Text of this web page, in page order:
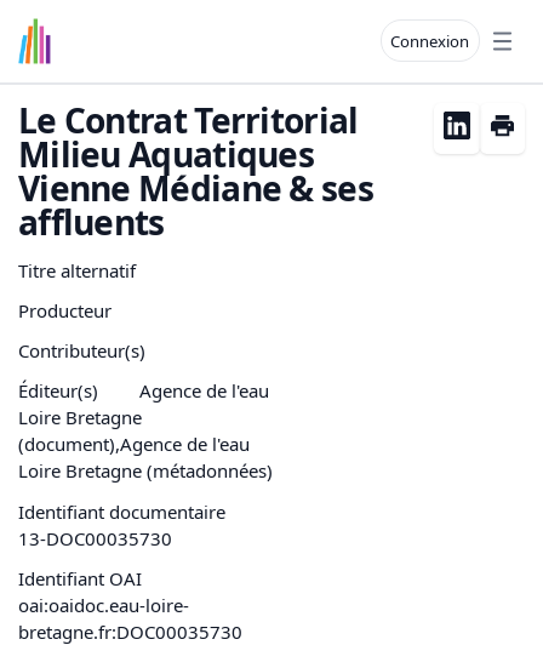
Connexion
Le Contrat Territorial
Milieu Aquatiques
Vienne Médiane & ses
affluents
Titre alternatif
Producteur
Contributeur(s)
Éditeur(s)
Agence de l'eau
Loire Bretagne
(document),Agence de l'eau
Loire Bretagne (métadonnées)
Identifiant documentaire
13-DOC00035730
Identifiant OAI
oai:oaidoc.eau-loire-
bretagne.fr:DOC00035730